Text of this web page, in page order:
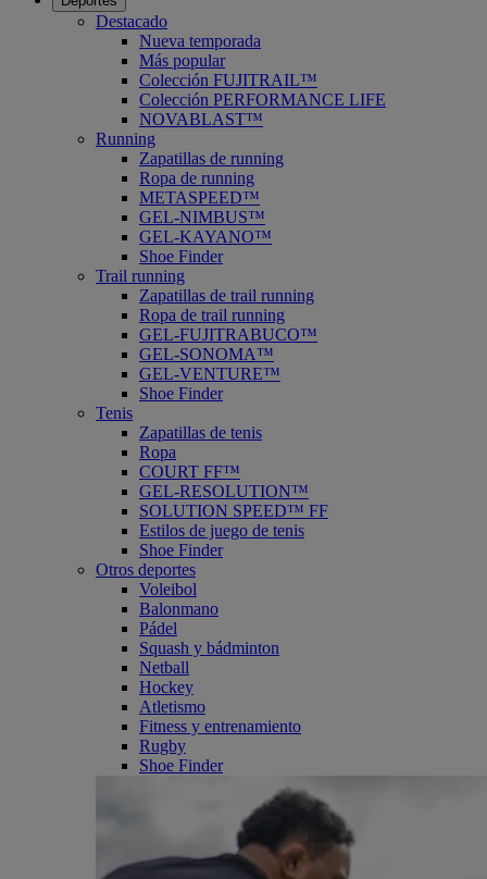
Destacado
Nueva temporada
Más popular
Colección FUJITRAIL™
Colección PERFORMANCE LIFE
NOVABLAST™
Running
Zapatillas de running
Ropa de running
METASPEED™
GEL-NIMBUS™
GEL-KAYANO™
Shoe Finder
Trail running
Zapatillas de trail running
Ropa de trail running
GEL-FUJITRABUCO™
GEL-SONOMA™
GEL-VENTURE™
Shoe Finder
Tenis
Zapatillas de tenis
Ropa
COURT FF™
GEL-RESOLUTION™
SOLUTION SPEED™ FF
Estilos de juego de tenis
Shoe Finder
Otros deportes
Voleibol
Balonmano
Pádel
Squash y bádminton
Netball
Hockey
Atletismo
Fitness y entrenamiento
Rugby
Shoe Finder